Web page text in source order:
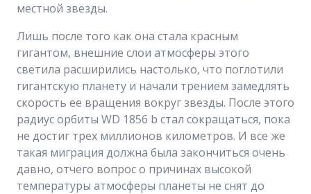
местной звезды.
Лишь после того как она стала красным
гигантом, внешние слои атмосферы этого
светила расширились настолько, что поглотили
гигантскую планету и начали трением замедлять
скорость ее вращения вокруг звезды. После этого
радиус орбиты WD 1856 b стал сокращаться, пока
не достиг трех миллионов километров. И все же
такая миграция должна была закончиться очень
давно, отчего вопрос о причинах высокой
температуры атмосферы планеты не снят до